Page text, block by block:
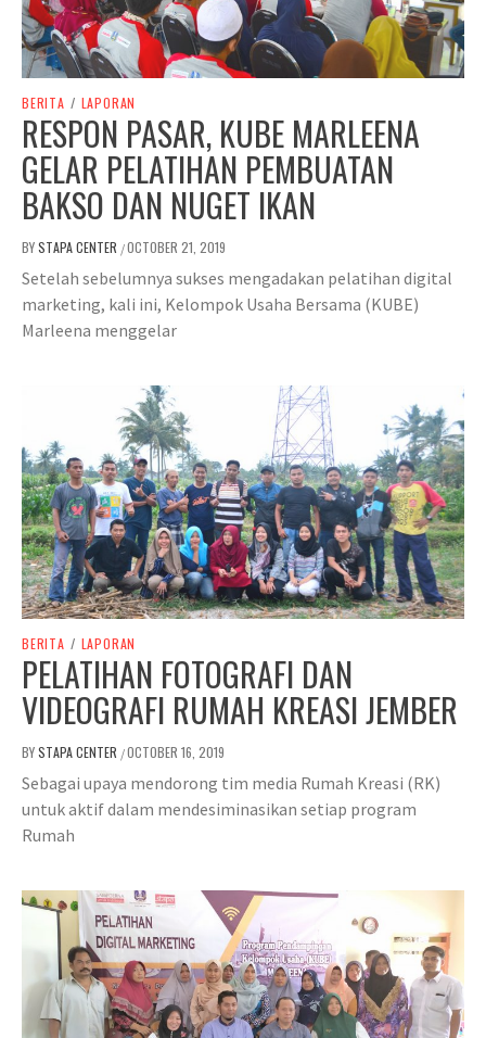
BERITA / LAPORAN
RESPON PASAR, KUBE MARLEENA
GELAR PELATIHAN PEMBUATAN
BAKSO DAN NUGET IKAN
BYSTAPA CENTER /OCTOBER 21, 2019
Setelah sebelumnya sukses mengadakan pelatihan digital
marketing, kali ini, Kelompok Usaha Bersama (KUBE)
Marleena menggelar
BERITA / LAPORAN
PELATIHAN FOTOGRAFI DAN
VIDEOGRAFI RUMAH KREASI JEMBER
BYSTAPA CENTER /OCTOBER 16, 2019
Sebagai upaya mendorong tim media Rumah Kreasi (RK)
untuk aktif dalam mendesiminasikan setiap program
Rumah